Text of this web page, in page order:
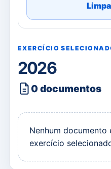
EXERCÍCIO
2026
0 documentos
Nenhum
exercício